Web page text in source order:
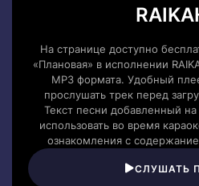
На странице доступно
«Плановая» в исполнении
MP3 формата. Удобный
прослушать трек перед
Текст песни добавленный
использовать во время
ознакомления с
СЛУШАТЬ